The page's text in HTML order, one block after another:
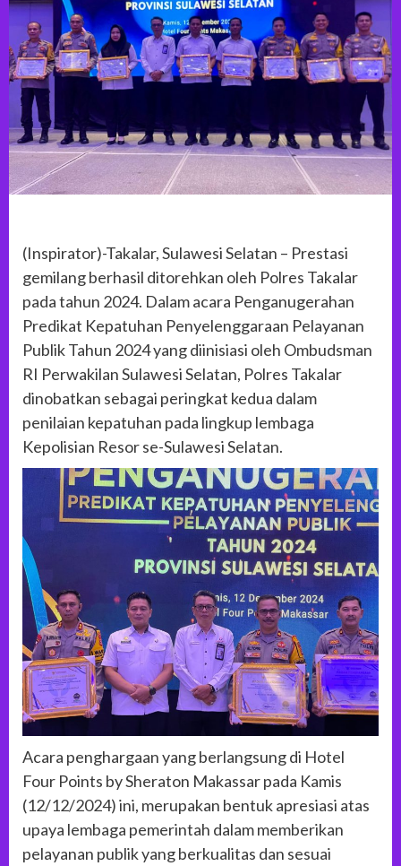
(Inspirator)-Takalar, Sulawesi Selatan – Prestasi
gemilang berhasil ditorehkan oleh Polres Takalar
pada tahun 2024. Dalam acara Penganugerahan
Predikat Kepatuhan Penyelenggaraan Pelayanan
Publik Tahun 2024 yang diinisiasi oleh Ombudsman
RI Perwakilan Sulawesi Selatan, Polres Takalar
dinobatkan sebagai peringkat kedua dalam
penilaian kepatuhan pada lingkup lembaga
Kepolisian Resor se-Sulawesi Selatan.
Acara penghargaan yang berlangsung di Hotel
Four Points by Sheraton Makassar pada Kamis
(12/12/2024) ini, merupakan bentuk apresiasi atas
upaya lembaga pemerintah dalam memberikan
pelayanan publik yang berkualitas dan sesuai